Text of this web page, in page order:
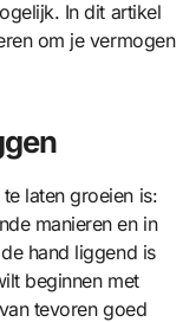
In dit artikel
om je vermogen
laten groeien is:
manieren en in
hand liggend is
beginnen met
tevoren goed